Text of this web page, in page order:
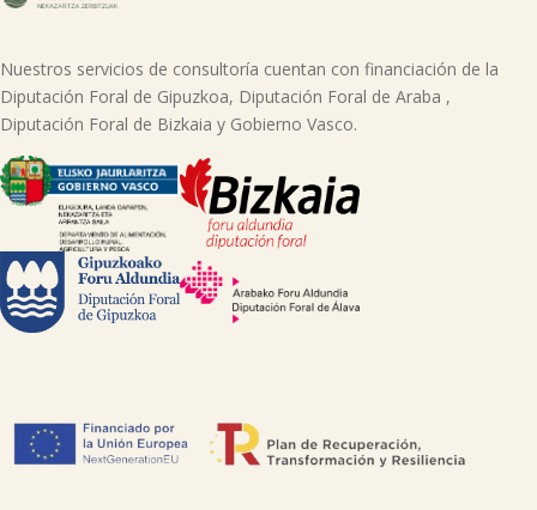
Nuestros servicios de consultoría cuentan con financiación de la
Diputación Foral de Gipuzkoa, Diputación Foral de Araba ,
Diputación Foral de Bizkaia y Gobierno Vasco.